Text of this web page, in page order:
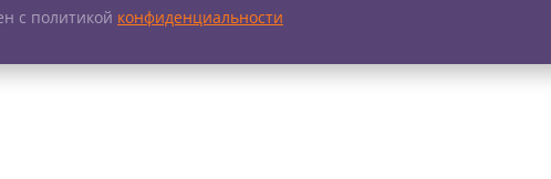
с политикой конфиденциальности